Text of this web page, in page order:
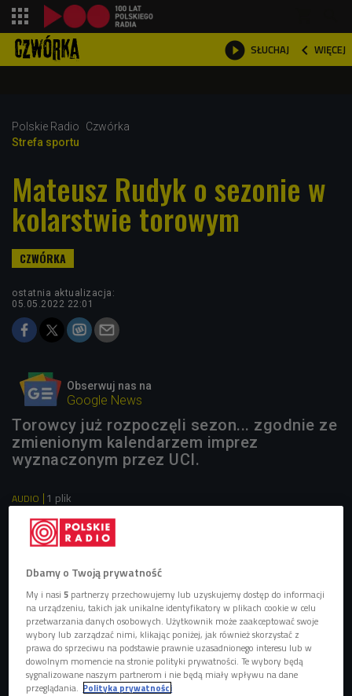
 SŁUCHAJ  WIĘCEJ

Polskie Radio
Czwórka
Strefa sportu
Mateusz Rudyk o sezonie w
kolarstwie torowym
ostatnia aktualizacja:
05.05.2022 22:01
Obserwuj nas na
Google News
Torowcy już rozpoczęli sezon... zgodnie ze
zmienionym kalendarzem imprez
wyznaczonym przez UCI.
AUDIO 1 plik
 16'15
Dbamy o Twoją prywatność
My i nasi5 partnerzy przechowujemy lub uzyskujemy dostęp do informacji
na urządzeniu, takich jak unikalne identyfikatory w plikach cookie w celu
przetwarzania danych osobowych. Użytkownik może zaakceptować swoje
wybory lub zarządzać nimi, klikając poniżej, jak również skorzystać z
prawa do sprzeciwu na podstawie prawnie uzasadnionego interesu lub w
dowolnym momencie na stronie polityki prywatności. Te wybory będą
sygnalizowane naszym partnerom i nie będą miały wpływu na dane
przeglądania. Polityka prywatności